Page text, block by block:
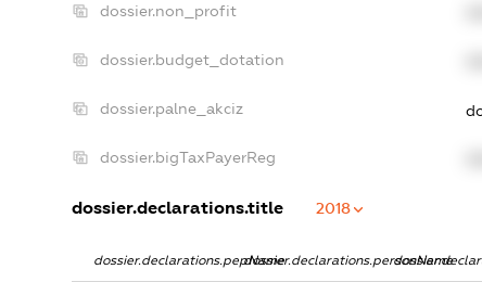
dossier.non_profit
dossier.budget_dotation
dossier.palne_akciz
dossier.bigTaxPayerReg
dossier.declarations.title 2018
dossier.declarations.pepNamedossier.declarations.personName